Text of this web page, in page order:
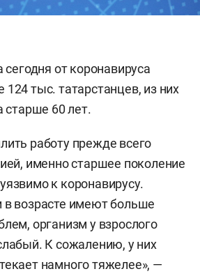
от коронавируса
тыс. татарстанцев, из них
старше 60 лет.
работу прежде всего
именно старшее поколение
к коронавирусу.
возрасте имеют больше
организм у взрослого
К сожалению, у них
намного тяжелее», —